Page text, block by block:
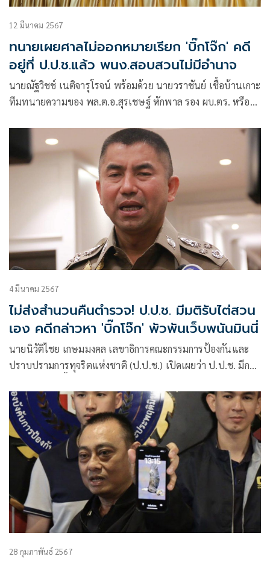
12 มีนาคม 2567
ทนายเผยศาลไม่ออกหมายเรียก 'บิ๊กโจ๊ก' คดี
อยู่ที่ ป.ป.ช.แล้ว พนง.สอบสวนไม่มีอำนาจ
นายณัฐวิชช์ เนติจารุโรจน์ พร้อมด้วย นายวราชันย์ เชื้อบ้านเกาะ
ทีมทนายความของ พล.ต.อ.สุรเชษฐ์ หักพาล รอง ผบ.ตร. หรือบิ๊ก
4 มีนาคม 2567
ไม่ส่งสำนวนคืนตำรวจ! ป.ป.ช. มีมติรับไต่สวน
เอง คดีกล่าวหา 'บิ๊กโจ๊ก' พัวพันเว็บพนันมินนี่
นายนิวัติไชย เกษมมงคล เลขาธิการคณะกรรมการป้องกันและ
ปราบปรามการทุจริตแห่งชาติ (ป.ป.ช.) เปิดเผยว่า ป.ป.ช. มีการ
หักพาล รองผู้บัญชาการตำรวจแห่งชาติ กับพวก
28 กุมภาพันธ์ 2567